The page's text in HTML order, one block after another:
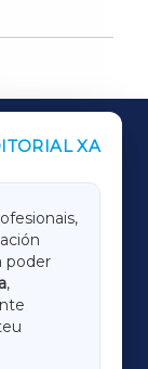
XA
poder
,